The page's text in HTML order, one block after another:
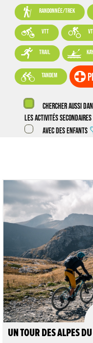
 randonnée/trek
 VTT 
 trail 
 tandem
Chercher aussi
les activités secondaires
Avec des enfants
UN TOUR DES ALPES